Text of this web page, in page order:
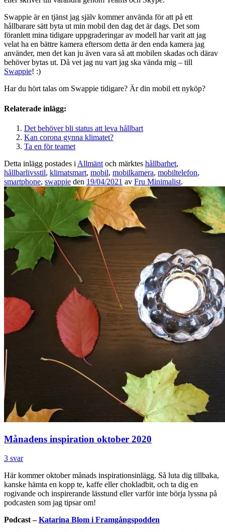
Swappie är en tjänst jag själv kommer använda för att på ett
hållbarare sätt byta ut min mobil den dag det är dags. Det som
föranlett mina tidigare uppgraderingar av modell har varit att jag
velat ha en bättre kamera eftersom detta är den enda kamera jag
använder, men det kan ju även vara så att mobilen skadas och därav
behöver bytas ut. Då vet jag nu vart jag ska vända mig – till
Swappie! :)
Har du hört talas om Swappie tidigare? Är din mobil ett nyköp?
Relaterade inlägg:
Det behöver bli status att leva hållbart
Kan corona gynna klimatet?
Ta en för teamet
Detta inlägg postades i Allmänt och märktes hållbarhet,
hållbarlivsstil, klimatsmart, mobil, mobilkamera, mobiltelefon,
smartphone, swappie den 19/04/2021 av Fru Minimalist.
Månadens inspiration oktober 2020
3 svar
Här kommer oktober månads inspirationsinlägg. Så luta dig tillbaka,
kanske hämta en kopp te, kaffe eller chokladbit, och ta dig en
rogivande och inspirerande lässtund eller varför inte börja lyssna på
podcasten som jag tipsar om!
Podcast –Katarina Blom i Framgångspodden